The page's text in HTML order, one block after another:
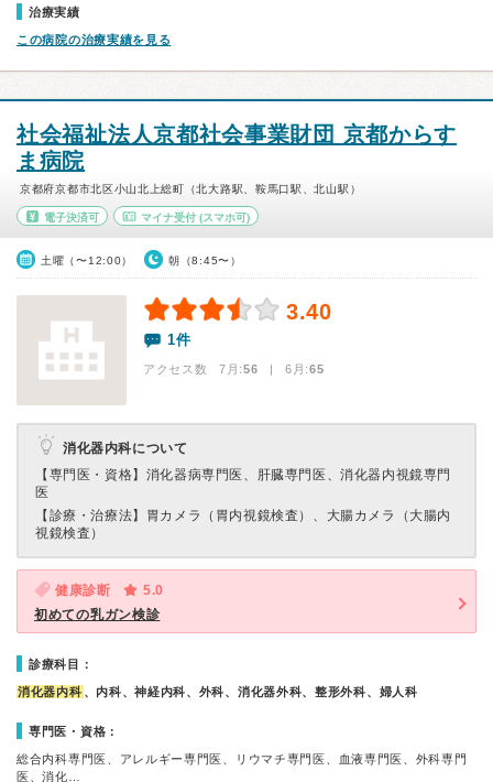
治療実績
この病院の治療実績を見る
社会福祉法人京都社会事業財団 京都からす
ま病院
京都府京都市北区小山北上総町（北大路駅、鞍馬口駅、北山駅）
電子決済可 マイナ受付(スマホ可)
土曜（〜12:00） 朝（8:45〜）
3.40
1件
アクセス数 7月:56 | 6月:65
消化器内科について
【専門医・資格】 消化器病専門医、肝臓専門医、消化器内視鏡専門
医
【診療・治療法】 胃カメラ（胃内視鏡検査）、大腸カメラ（大腸内
視鏡検査）
健康診断
5.0
初めての乳ガン検診
診療科目：
消化器内科 、内科、神経内科、外科、消化器外科、整形外科、婦人科
専門医・資格：
総合内科専門医、アレルギー専門医、リウマチ専門医、血液専門医、外科専門
医、消化…